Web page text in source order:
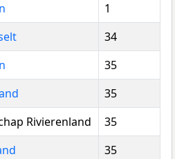
1
34
35
35
Rivierenland
35
35